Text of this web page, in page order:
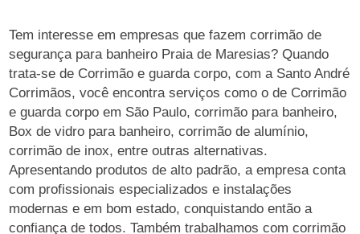
Tem interesse em empresas que fazem corrimão de
segurança para banheiro Praia de Maresias? Quando
trata-se de Corrimão e guarda corpo, com a Santo André
Corrimãos, você encontra serviços como o de Corrimão
e guarda corpo em São Paulo, corrimão para banheiro,
Box de vidro para banheiro, corrimão de alumínio,
corrimão de inox, entre outras alternativas.
Apresentando produtos de alto padrão, a empresa conta
com profissionais especializados e instalações
modernas e em bom estado, conquistando então a
confiança de todos. Também trabalhamos com corrimão